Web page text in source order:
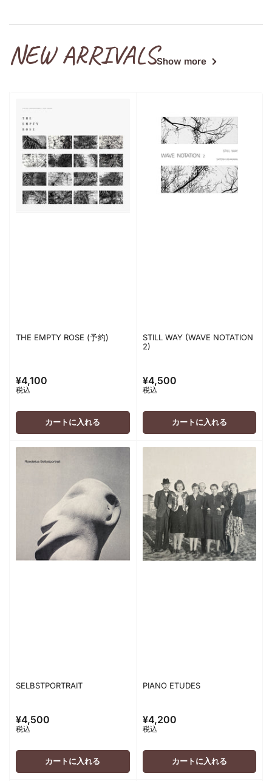
NEW ARRIVALSShow more
THE EMPTY ROSE (予約)
通
常
価
¥4,100
税込
カートに入れる
STILL WAY (WAVE NOTATION
2)
通
常
価
¥4,500
税込
カートに入れる
SELBSTPORTRAIT
通
常
価
¥4,500
税込
カートに入れる
PIANO ETUDES
通
常
価
¥4,200
税込
カートに入れる